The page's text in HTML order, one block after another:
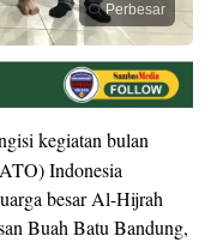
Perbesar
kegiatan bulan
Indonesia
besar Al-Hijrah
Buah Batu Bandung,